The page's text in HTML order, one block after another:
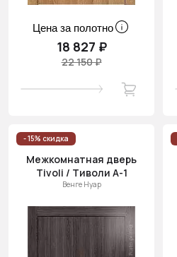
Цена за полотно
18 827 ₽
22 150 ₽
- 15% скидка
Межкомнатная дверь
Tivoli / Тиволи А-1
Венге Нуар